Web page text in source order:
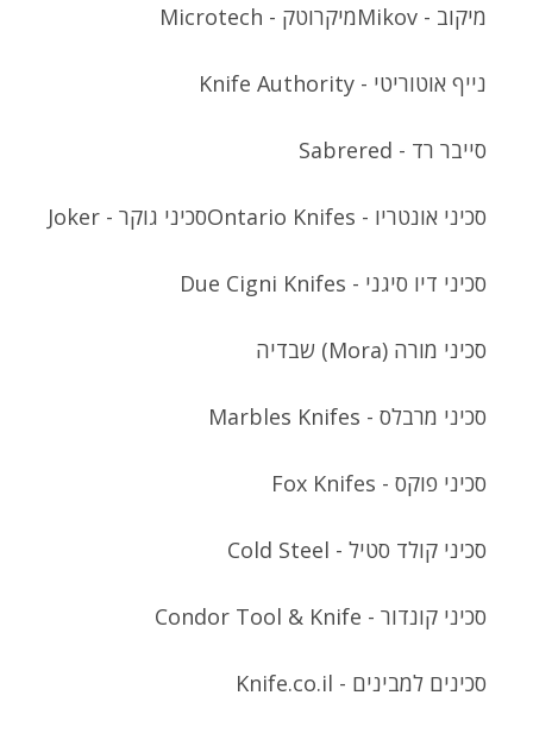
מיקוב - Mikov מיקרוטק - Microtech
נייף אוטוריטי - Knife Authority
סייבר רד - Sabrered
סכיני אונטריו - Ontario Knifes סכיני גוקר - Joker
סכיני דיו סיגני - Due Cigni Knifes
סכיני מורה (Mora) שבדיה
סכיני מרבלס - Marbles Knifes
סכיני פוקס - Fox Knifes
סכיני קולד סטיל - Cold Steel
סכיני קונדור - Condor Tool & Knife
סכינים למבינים - Knife.co.il